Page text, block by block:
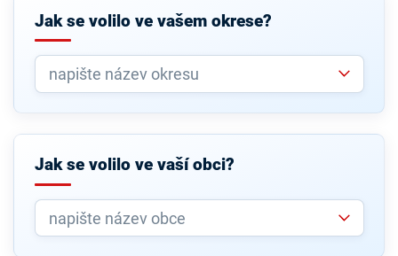
Jak se volilo ve vašem okrese?
Jak se volilo ve vaší obci?